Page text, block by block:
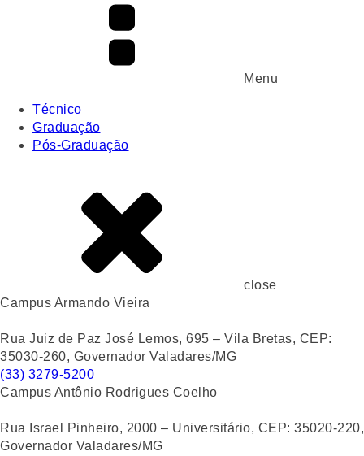
Menu
Técnico
Graduação
Pós-Graduação
close
Campus Armando Vieira
Rua Juiz de Paz José Lemos, 695 – Vila Bretas, CEP:
35030-260, Governador Valadares/MG
(33) 3279-5200
Campus Antônio Rodrigues Coelho
Rua Israel Pinheiro, 2000 – Universitário, CEP: 35020-220,
Governador Valadares/MG